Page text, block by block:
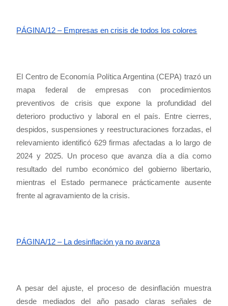
PÁGINA/12 – Empresas en crisis de todos los colores
El Centro de Economía Política Argentina (CEPA) trazó un
mapa federal de empresas con procedimientos
preventivos de crisis que expone la profundidad del
deterioro productivo y laboral en el país. Entre cierres,
despidos, suspensiones y reestructuraciones forzadas, el
relevamiento identificó 629 firmas afectadas a lo largo de
2024 y 2025. Un proceso que avanza día a día como
resultado del rumbo económico del gobierno libertario,
mientras el Estado permanece prácticamente ausente
frente al agravamiento de la crisis.
PÁGINA/12 – La desinflación ya no avanza
A pesar del ajuste, el proceso de desinflación muestra
desde mediados del año pasado claras señales de